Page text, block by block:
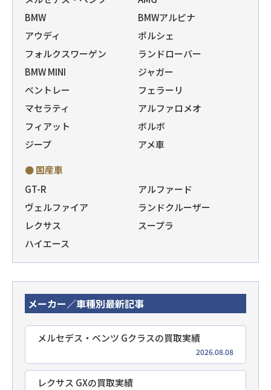
BMW
BMWアルピナ
アウディ
ポルシェ
フォルクスワーゲン
ランドローバー
BMW MINI
ジャガー
ベントレー
フェラーリ
マセラティ
アルファロメオ
フィアット
ボルボ
ジープ
アメ車
● 国産車
GT-R
アルファード
ヴェルファイア
ランドクルーザー
レクサス
スープラ
ハイエース
メーカー／車種別最新記事
メルセデス・ベンツ Gクラスの買取実績
2026.08.08
レクサス GXの買取実績